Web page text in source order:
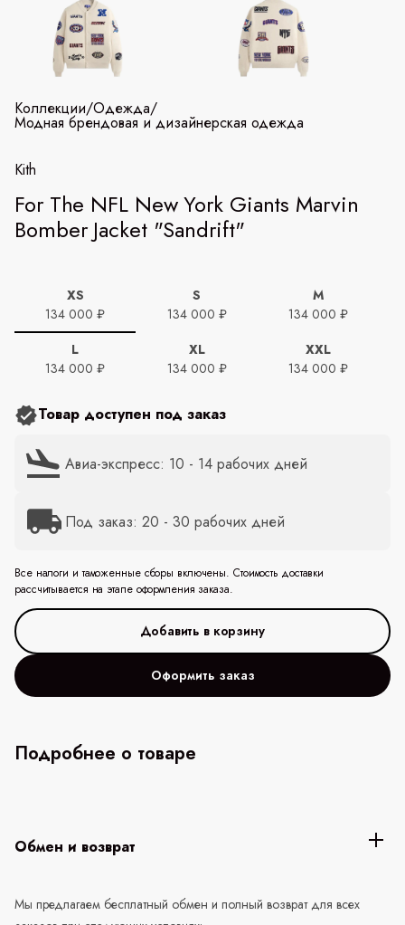
Коллекции/Одежда/
Модная брендовая и дизайнерская одежда
Kith
For The NFL New York Giants Marvin
Bomber Jacket "Sandrift"
XS
134 000 ₽
S
134 000 ₽
M
134 000 ₽
L
134 000 ₽
XL
134 000 ₽
XXL
134 000 ₽
Товар доступен под заказ
Авиа-экспресс: 10 - 14 рабочих дней
Под заказ: 20 - 30 рабочих дней
Все налоги и таможенные сборы включены. Стоимость доставки
рассчитывается на этапе оформления заказа.
Оформить заказ
Подробнее о товаре
Обмен и возврат
Мы предлагаем бесплатный обмен и полный возврат для всех